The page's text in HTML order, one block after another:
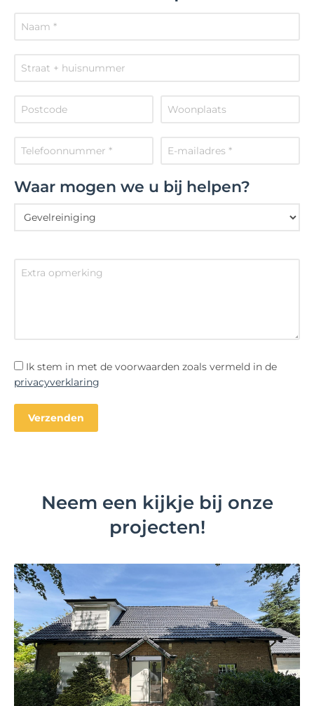
Waar mogen we u bij helpen?
Ik stem in met de voorwaarden zoals vermeld in de
privacyverklaring
Neem een kijkje bij onze
projecten!
Bekijk project